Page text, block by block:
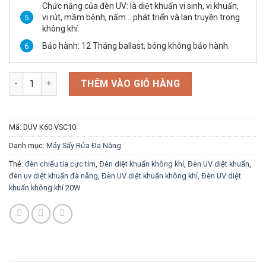
Chức năng của đèn UV: là diệt khuẩn vi sinh, vi khuẩn,
vi rút, mầm bệnh, nấm… phát triển và lan truyền trong
không khí.
Bảo hành: 12 Tháng ballast, bóng không bảo hành.
Đèn UV Diệt Khuẩn K60 Vinsun số lượng
THÊM VÀO GIỎ HÀNG
Mã: DUV K60 VSC10
Danh mục: Máy Sấy Rửa Đa Năng
Thẻ: đèn chiếu tia cực tím Đèn diệt khuẩn không khí, Đèn UV diệt khuẩn
đèn uv diệt khuẩn đà nẵng Đèn UV diệt khuẩn không khí, Đèn UV diệt
khuẩn không khí 20W